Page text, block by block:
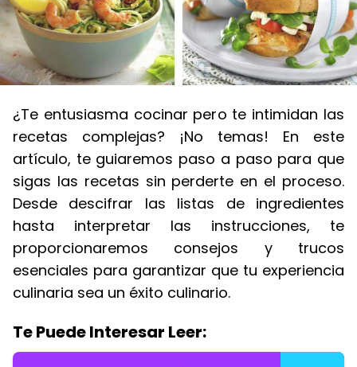
¿Te entusiasma cocinar pero te intimidan las
recetas complejas? ¡No temas! En este
artículo, te guiaremos paso a paso para que
sigas las recetas sin perderte en el proceso.
Desde descifrar las listas de ingredientes
hasta interpretar las instrucciones, te
proporcionaremos consejos y trucos
esenciales para garantizar que tu experiencia
culinaria sea un éxito culinario.
Te Puede Interesar Leer: